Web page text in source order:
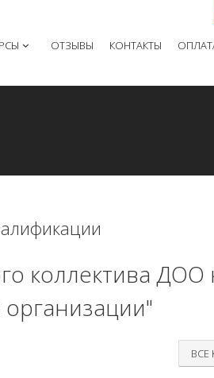
ОТЗЫВЫ КОНТАКТЫ
коллектива ДОО
ВСЕ